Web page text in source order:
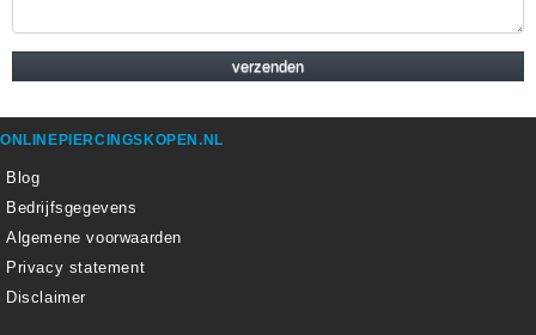
ONLINEPIERCINGSKOPEN.NL
Blog
Bedrijfsgegevens
Algemene voorwaarden
Privacy statement
Disclaimer